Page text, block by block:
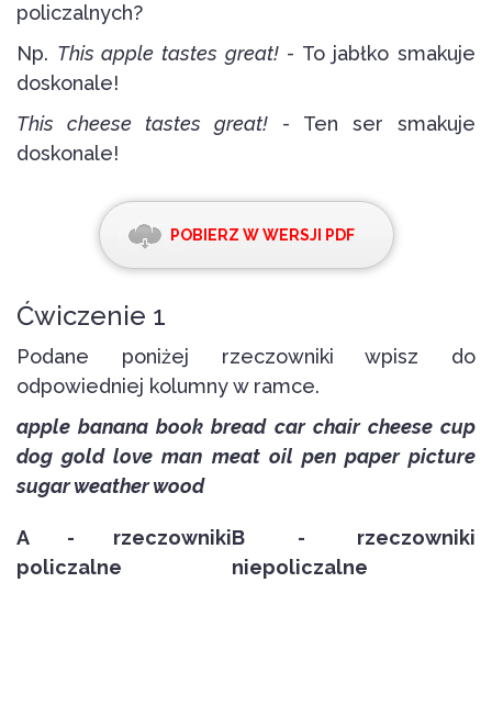
policzalnych?
Np. This apple tastes great!- To jabłko smakuje
doskonale!
This cheese tastes great! - Ten ser smakuje
doskonale!
POBIERZ W WERSJI PDF
Ćwiczenie 1
Podane poniżej rzeczowniki wpisz do
odpowiedniej kolumny w ramce.
apple banana book bread car chair cheese cup
dog gold love man meat oil pen paper picture
sugar weather wood
A - rzeczowniki
policzalne
B - rzeczowniki
niepoliczalne